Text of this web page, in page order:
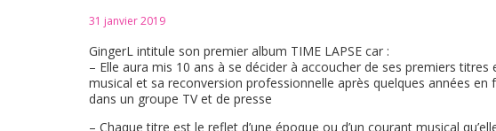
31 janvier 2019
GingerL intitule son premier album TIME LAPSE car :
– Elle aura mis 10 ans à se décider à accoucher de ses premiers
musical et sa reconversion professionnelle après quelques années
dans un groupe TV et de presse
– Chaque titre est le reflet d’une époque ou d’un courant musical